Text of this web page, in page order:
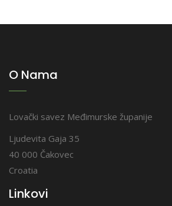
O Nama
Lovački savez Međimurske županije
Ljudevita Gaja 35
40 000 Čakovec
Croatia
Linkovi